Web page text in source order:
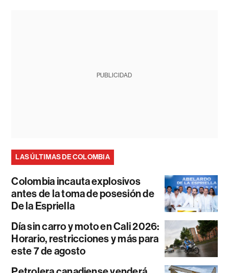
PUBLICIDAD
LAS ÚLTIMAS DE COLOMBIA
Colombia incauta explosivos
antes de la toma de posesión de
De la Espriella
Día sin carro y moto en Cali 2026:
Horario, restricciones y más para
este 7 de agosto